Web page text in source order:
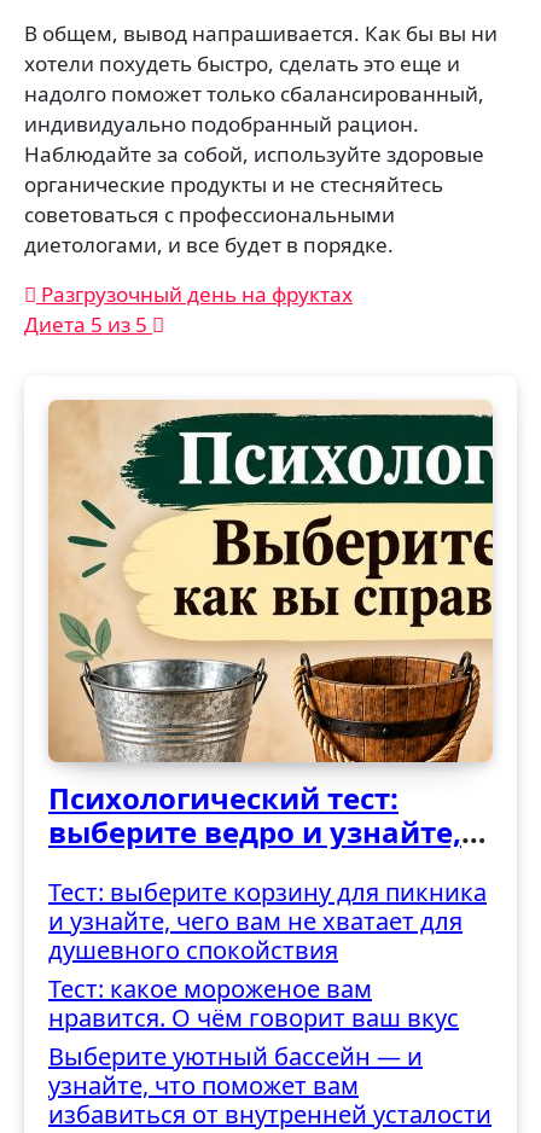
В общем, вывод напрашивается. Как бы вы ни
хотели похудеть быстро, сделать это еще и
надолго поможет только сбалансированный,
индивидуально подобранный рацион.
Наблюдайте за собой, используйте здоровые
органические продукты и не стесняйтесь
советоваться с профессиональными
диетологами, и все будет в порядке.
Навигация
по
Разгрузочный день на фруктах
Диета 5 из 5
Психологический тест:
выберите ведро и узнайте,
трудностями
Тест: выберите корзину для пикника
и узнайте, чего вам не хватает для
душевного спокойствия
Тест: какое мороженое вам
нравится. О чём говорит ваш вкус
Выберите уютный бассейн — и
узнайте, что поможет вам
избавиться от внутренней усталости